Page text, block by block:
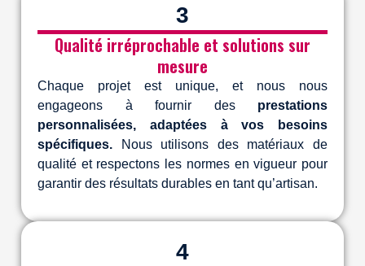
3
Qualité irréprochable et solutions sur
mesure
Chaque projet est unique, et nous nous
engageons à fournir des prestations
personnalisées, adaptées à vos besoins
spécifiques. Nous utilisons des matériaux de
qualité et respectons les normes en vigueur pour
garantir des résultats durables en tant qu’artisan.
4